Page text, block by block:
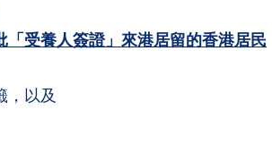
受養人簽證」來港居留的香港居民
，以及